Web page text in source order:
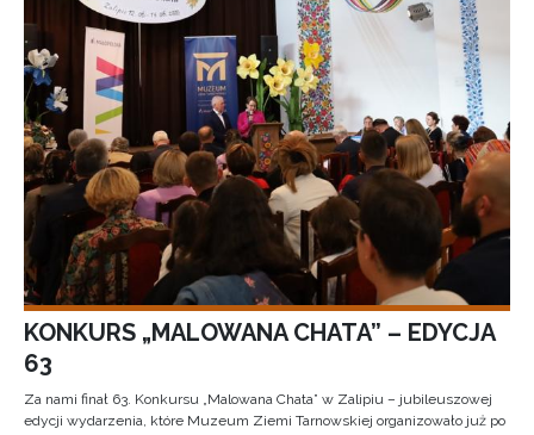
KONKURS „MALOWANA CHATA” – EDYCJA
63
Za nami finał 63. Konkursu „Malowana Chata” w Zalipiu – jubileuszowej
edycji wydarzenia, które Muzeum Ziemi Tarnowskiej organizowało już po